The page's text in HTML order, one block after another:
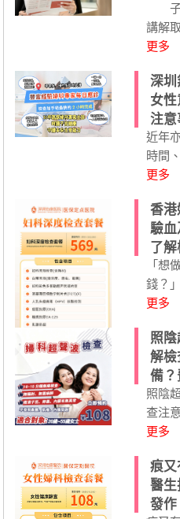
子
講解
更多
深圳
女
注意
近年
時間
更多
香港
驗血
了
「想
錢？
更多
照
解檢
備？
照陰
查注
更多
痕又
醫生
發作